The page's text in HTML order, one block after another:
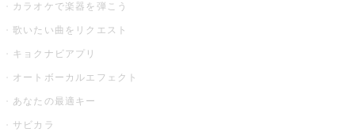
カラオケで楽器を弾こう
歌いたい曲をリクエスト
キョクナビアプリ
オートボーカルエフェクト
あなたの最適キー
サビカラ